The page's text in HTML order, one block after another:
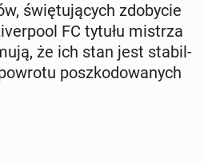
świę­tu­ją­cych zdo­by­cie
FC tytułu mistrza
że ich stan jest sta­bil­
po­szko­do­wa­nych